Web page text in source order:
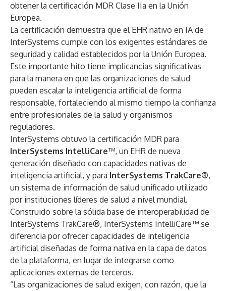
obtener la certificación MDR Clase IIa en la Unión
Europea.
La certificación demuestra que el EHR nativo en IA de
InterSystems cumple con los exigentes estándares de
seguridad y calidad establecidos por la Unión Europea.
Este importante hito tiene implicancias significativas
para la manera en que las organizaciones de salud
pueden escalar la inteligencia artificial de forma
responsable, fortaleciendo al mismo tiempo la confianza
entre profesionales de la salud y organismos
reguladores.
InterSystems obtuvo la certificación MDR para
InterSystems IntelliCare™, un EHR de nueva
generación diseñado con capacidades nativas de
inteligencia artificial, y para InterSystems TrakCare®,
un sistema de información de salud unificado utilizado
por instituciones líderes de salud a nivel mundial.
Construido sobre la sólida base de interoperabilidad de
InterSystems TrakCare®, InterSystems IntelliCare™ se
diferencia por ofrecer capacidades de inteligencia
artificial diseñadas de forma nativa en la capa de datos
de la plataforma, en lugar de integrarse como
aplicaciones externas de terceros.
“Las organizaciones de salud exigen, con razón, que la